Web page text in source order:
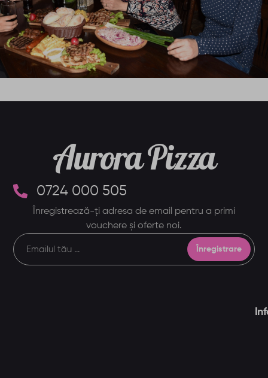
Aurora Pizza
0724 000 505
Înregistrează-ți adresa de email pentru a primi
vouchere și oferte noi.
Înregistrare